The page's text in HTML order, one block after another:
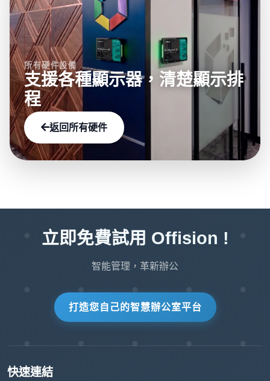
所有硬件設備
支援各種顯示器，清楚顯示排
程
返回所有硬件
立即免費試用 Offision !
智能管理，革新辦公
打造您自己的智慧辦公室平台
快速連結